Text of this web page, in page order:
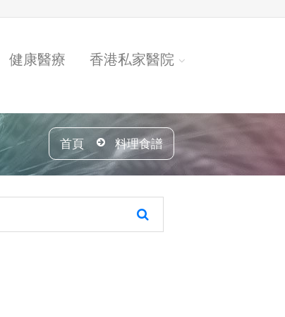
健康醫療 香港私家醫院
首頁 料理食譜